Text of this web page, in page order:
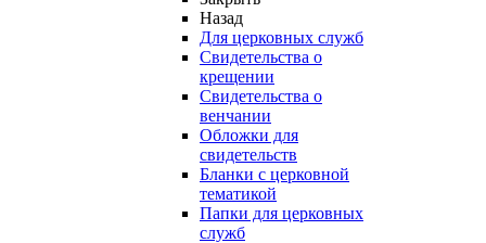
Назад
Для церковных служб
Свидетельства о
крещении
Свидетельства о
венчании
Обложки для
свидетельств
Бланки с церковной
тематикой
Папки для церковных
служб